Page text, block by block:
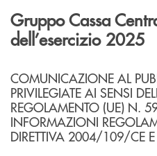
Gruppo Cassa
dell’esercizio 2025
COMUNICAZIONE AL
PRIVILEGIATE AI SENSI
REGOLAMENTO (UE) N.
INFORMAZIONI
DIRETTIVA 2004/109/CE